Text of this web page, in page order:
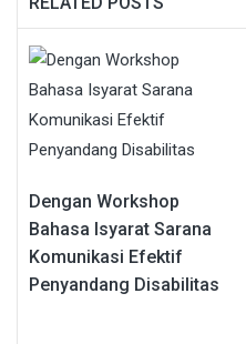
Dengan Workshop
Bahasa Isyarat Sarana
Komunikasi Efektif
Penyandang Disabilitas